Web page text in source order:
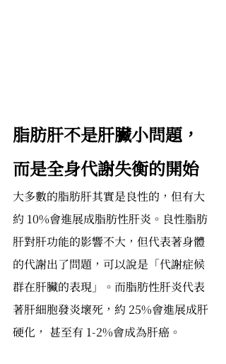
脂肪肝不是肝臟小問題，
而是全身代謝失衡的開始
大多數的脂肪肝其實是良性的，但有大
約 10%會進展成脂肪性肝炎。良性脂肪
肝對肝功能的影響不大，但代表著身體
的代謝出了問題，可以說是「代謝症候
群在肝臟的表現」。而脂肪性肝炎代表
著肝細胞發炎壞死，約 25%會進展成肝
硬化， 甚至有 1-2%會成為肝癌。